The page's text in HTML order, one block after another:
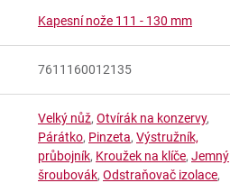
Kapesní nože 111 - 130 mm
7611160012135
Velký nůž, Otvírák na konzervy,
Párátko, Pinzeta, Výstružník,
průbojník, Kroužek na klíče, Jemný
šroubovák, Odstraňovač izolace,